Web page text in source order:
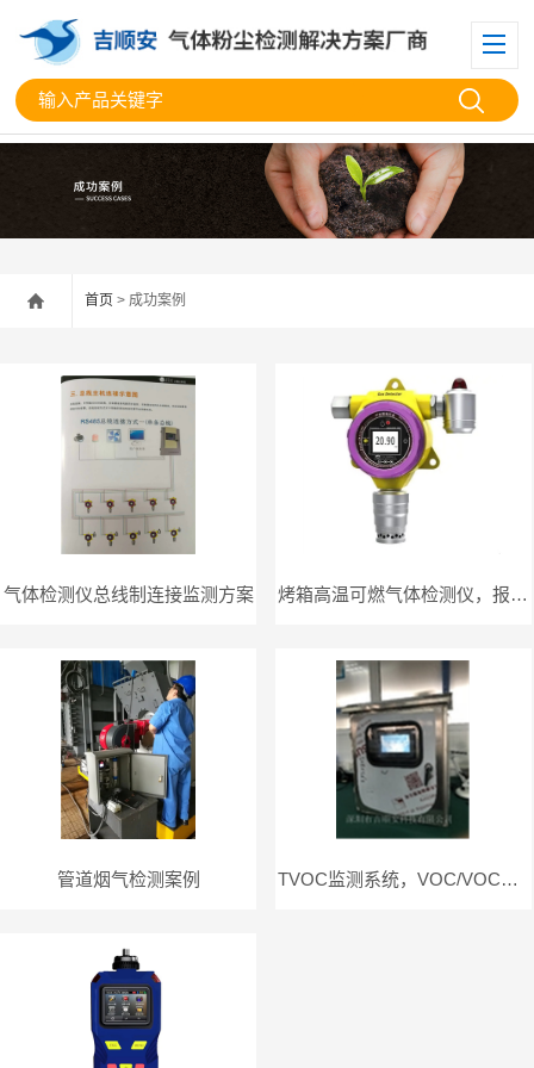
首页 > 成功案例
气体检测仪总线制连接监测方案 烤箱高温可燃气体检测仪，报警器方案
管道烟气检测案例 TVOC监测系统，VOC/VOCS监测系统